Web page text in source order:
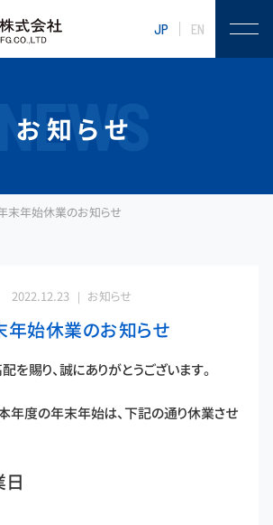
JP EN
NEWS
お知らせ
末年始休業のお知らせ
2022.12.23 お知らせ
年始休業のお知らせ
を賜り、誠にありがとうございます。
年度の年末年始は、下記の通り休業させ